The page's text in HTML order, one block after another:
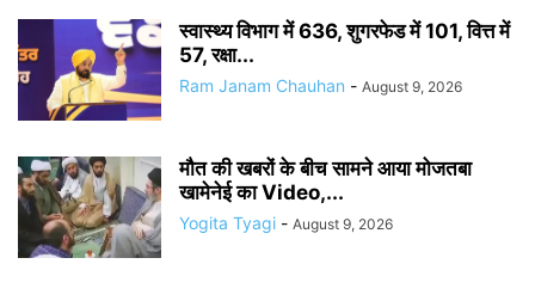
स्वास्थ्य विभाग में 636, शुगरफेड में 101, वित्त में
57, रक्षा...
Ram Janam Chauhan - August 9, 2026
मौत की खबरों के बीच सामने आया मोजतबा
खामेनेई का Video,...
Yogita Tyagi - August 9, 2026